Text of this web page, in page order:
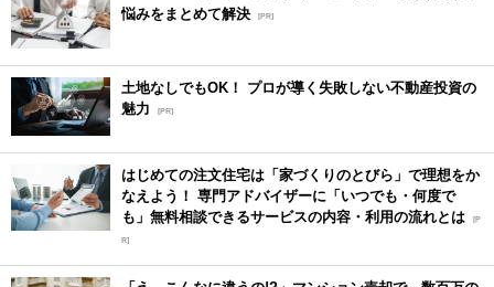
悩みをまとめて解決 [PR]
土地なしでもOK！ プロが導く失敗しない不動産投資の
魅力
[PR]
はじめての注文住宅は「家づくりのとびら」で理想をか
なえよう！ 専門アドバイザーに「いつでも・何度で
も」無料相談できるサービスの内容・利用の流れとは [P
R]